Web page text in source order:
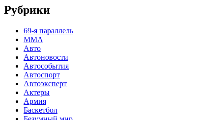
Рубрики
69-я параллель
MMA
Авто
Автоновости
Автособытия
Автоспорт
Автоэксперт
Актеры
Армия
Баскетбол